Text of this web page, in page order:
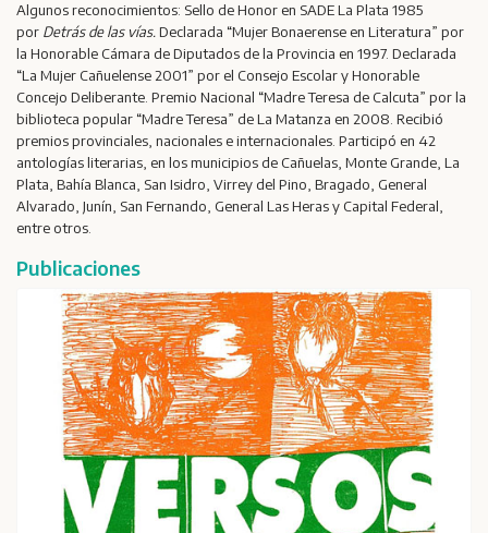
Algunos reconocimientos: Sello de Honor en SADE La Plata 1985
por Detrás de las vías. Declarada “Mujer Bonaerense en Literatura” por
la Honorable Cámara de Diputados de la Provincia en 1997. Declarada
“La Mujer Cañuelense 2001” por el Consejo Escolar y Honorable
Concejo Deliberante. Premio Nacional “Madre Teresa de Calcuta” por la
biblioteca popular “Madre Teresa” de La Matanza en 2008. Recibió
premios provinciales, nacionales e internacionales. Participó en 42
antologías literarias, en los municipios de Cañuelas, Monte Grande, La
Plata, Bahía Blanca, San Isidro, Virrey del Pino, Bragado, General
Alvarado, Junín, San Fernando, General Las Heras y Capital Federal,
entre otros.
Publicaciones